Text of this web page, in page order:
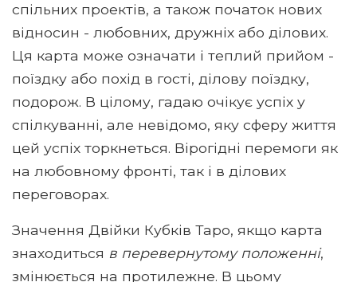
спільних проектів, а також початок нових
відносин - любовних, дружніх або ділових.
Ця карта може означати і теплий прийом -
поїздку або похід в гості, ділову поїздку,
подорож. В цілому, гадаю очікує успіх у
спілкуванні, але невідомо, яку сферу життя
цей успіх торкнеться. Вірогідні перемоги як
на любовному фронті, так і в ділових
переговорах.
Значення Двійки Кубків Таро, якщо карта
знаходиться в перевернутому положенні,
змінюється на протилежне. В цьому